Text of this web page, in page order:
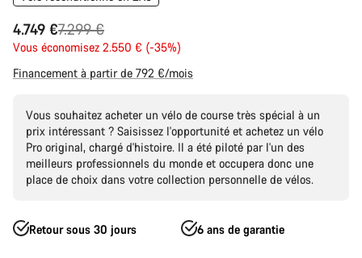
4.749 €
Prix
d’origine
7.299 €
Vous économisez 2.550 € (-35%)
Financement à partir de 792 €/mois
Vous souhaitez acheter un vélo de course très spécial à un
prix intéressant ? Saisissez l'opportunité et achetez un vélo
Pro original, chargé d'histoire. Il a été piloté par l'un des
meilleurs professionnels du monde et occupera donc une
place de choix dans votre collection personnelle de vélos.
Retour sous 30 jours 6 ans de garantie